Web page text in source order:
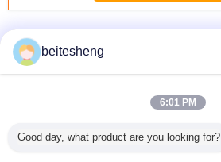
มากกว่า แรงดันคง LED Driver
10V
ไฟฟ้าคงที่กันน้ำ
นพุต 6 วัตต์ไม่มี
beitesheng
6:01 PM
Good day, what product are you looking for?